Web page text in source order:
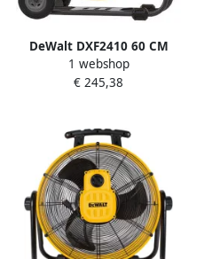
DeWalt DXF2410 60 CM
DRUM FAN | Ventilator
DXF2410
1 webshop
€ 245,38